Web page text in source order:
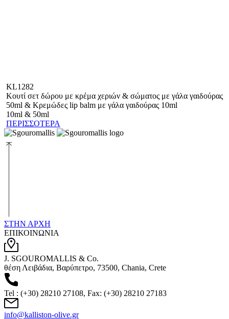
KL1282
Κουτί σετ δώρου με κρέμα χεριών & σώματος με γάλα γαιδούρας
50ml & Κρεμώδες lip balm με γάλα γαιδούρας 10ml
10ml & 50ml
ΠΕΡΙΣΣΟΤΕΡΑ
ΣΤΗΝ ΑΡΧΗ
ΕΠΙΚΟΙΝΩΝΙΑ
J. SGOUROMALLIS & Co.
θέση Λειβάδια, Βαρύπετρο, 73500, Chania, Crete
Tel : (+30) 28210 27108, Fax: (+30) 28210 27183
info@kalliston-olive.gr